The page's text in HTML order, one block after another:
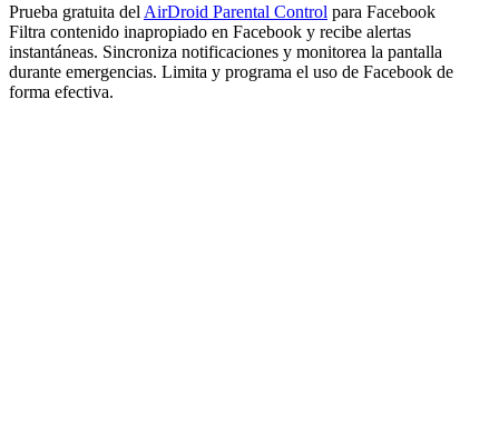
Prueba gratuita del AirDroid Parental Control para Facebook
Filtra contenido inapropiado en Facebook y recibe alertas
instantáneas. Sincroniza notificaciones y monitorea la pantalla
durante emergencias. Limita y programa el uso de Facebook de
forma efectiva.